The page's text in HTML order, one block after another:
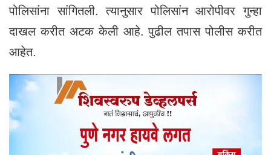
पोलिसांना सांगितली. त्यानुसार पोलिसांन आरोपीवर गुन्हा
दाखल करीत अटक केली आहे. पुढील तपास पोलीस करीत
आहेत.